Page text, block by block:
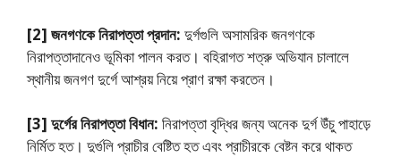
[2] জনগণকে নিরাপত্তা প্রদান: দুর্গগুলি অসামরিক জনগণকে
নিরাপত্তাদানেও ভূমিকা পালন করত। বহিরাগত শত্রু অভিযান চালালে
স্থানীয় জনগণ দুর্গে আশ্রয় নিয়ে প্রাণ রক্ষা করতেন।
[3] দুর্গের নিরাপত্তা বিধান: নিরাপত্তা বৃদ্ধির জন্য অনেক দুর্গ উঁচু পাহাড়ে
নির্মিত হত। দুর্গুলি প্রাচীর বেষ্টিত হত এবং প্রাচীরকে বেষ্টন করে থাকত